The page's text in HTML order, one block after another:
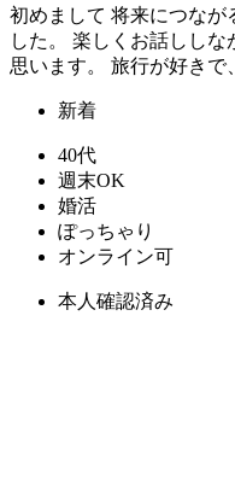
初めまして 将来につなが
した。 楽しくお話しし
思います。 旅行が好きで
新着
40代
週末OK
婚活
ぽっちゃり
オンライン可
本人確認済み